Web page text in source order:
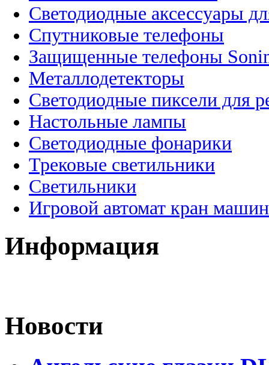
Светодиодные аксессуары
Спутниковые телефоны
Защищенные телефоны
Металлодетекторы
Светодиодные пиксели для
Настольные лампы
Светодиодные фонарики
Трековые светильники
Светильники
Игровой автомат кран
Информация
Новости